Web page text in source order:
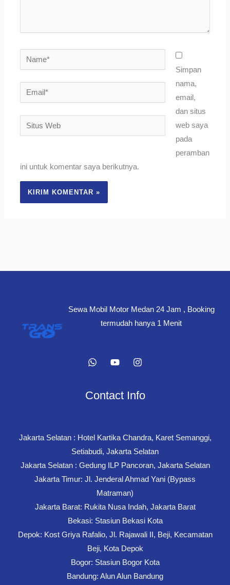
Name*
Email*
Situs
Web
Simpan
nama,
email,
dan situs
web saya
pada
peramban
ini untuk komentar saya berikutnya.
Sewa Mobil Motor Medan 24 Jam , Booking
termudah hanya 1 Menit
Contact Info
Jakarta Selatan : Hotel Kartika Chandra, Karet Semanggi,
Setiabudi, Jakarta Selatan
Jakarta Selatan : Gedung ILP Pancoran, Jakarta Selatan
Jakarta Timur: Jl. Jenderal Ahmad Yani (Bypass
Matraman)
Jakarta Barat: Rukita Nusa Indah, Jakarta Barat
Bekasi: Stasiun Bekasi Kota
Depok: Kost Griya Rafalio, Jl. Rajawali II, Beji, Kecamatan
Beji, Kota Depok
Bogor: Stasiun Bogor Kota
Bandung: Alun Alun Bandung